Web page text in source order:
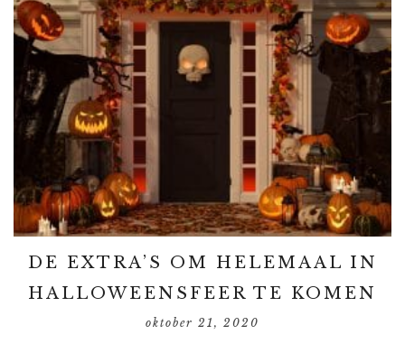
DE EXTRA’S OM HELEMAAL IN
HALLOWEENSFEER TE KOMEN
oktober 21, 2020